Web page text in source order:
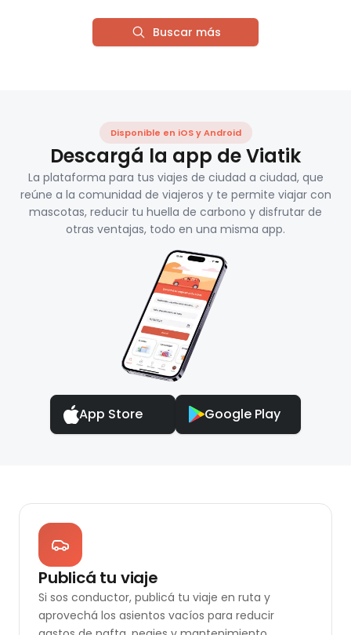
Buscar más
Disponible en iOS y Android
Descargá la app de Viatik
La plataforma para tus viajes de ciudad a ciudad, que
reúne a la comunidad de viajeros y te permite viajar con
mascotas, reducir tu huella de carbono y disfrutar de
otras ventajas, todo en una misma app.
App Store Google Play
Publicá tu viaje
Si sos conductor, publicá tu viaje en ruta y
aprovechá los asientos vacíos para reducir